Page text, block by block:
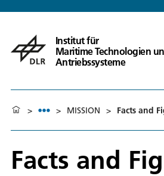
Institut für
Maritime Technologien
Antriebssysteme
> > MISSION > Facts and
Facts and